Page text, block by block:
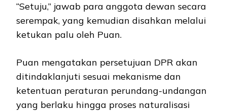
“Setuju,” jawab para anggota dewan secara
serempak, yang kemudian disahkan melalui
ketukan palu oleh Puan.
Puan mengatakan persetujuan DPR akan
ditindaklanjuti sesuai mekanisme dan
ketentuan peraturan perundang-undangan
yang berlaku hingga proses naturalisasi